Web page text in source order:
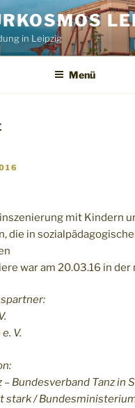
in Leipzig
Menü
mit Kindern
die in
war am 20.03.16 in der
V.
– Bundesverband Tanz in
stark /